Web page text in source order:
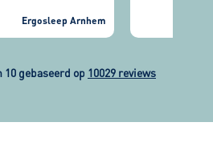
Ergosleep Arnhem
gedaan en
naar ons
heerlijk
10 gebaseerd op 10029 reviews